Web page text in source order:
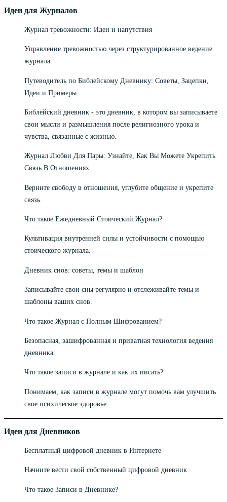
Идеи для Журналов
Журнал тревожности: Идеи и напутствия
Управление тревожностью через структурированное ведение
журнала.
Путеводитель по Библейскому Дневнику: Советы, Зацепки,
Идеи и Примеры
Библейский дневник - это дневник, в котором вы записываете
свои мысли и размышления после религиозного урока и
чувства, связанные с жизнью.
Журнал Любви Для Пары: Узнайте, Как Вы Можете Укрепить
Связь В Отношениях
Верните свободу в отношения, углубите общение и укрепите
связь.
Что такое Ежедневный Стоический Журнал?
Культивация внутренней силы и устойчивости с помощью
стоического журнала.
Дневник снов: советы, темы и шаблон
Записывайте свои сны регулярно и отслеживайте темы и
шаблоны ваших снов.
Что такое Журнал с Полным Шифрованием?
Безопасная, зашифрованная и приватная технология ведения
дневника.
Что такое записи в журнале и как их писать?
Понимаем, как записи в журнале могут помочь вам улучшить
свое психическое здоровье
Идеи для Дневников
Бесплатный цифровой дневник в Интернете
Начните вести свой собственный цифровой дневник
Что такое Записи в Дневнике?